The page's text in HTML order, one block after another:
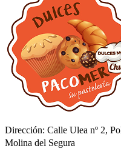
Dirección: Calle Ulea nº 2,
Molina del Segura